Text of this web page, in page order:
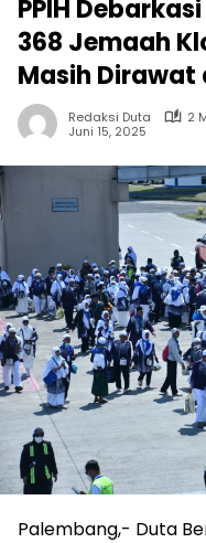
PPIH
368 Jemaah
Masih Dirawat
Redaksi Duta
2
Juni 15, 2025
Palembang,- Duta